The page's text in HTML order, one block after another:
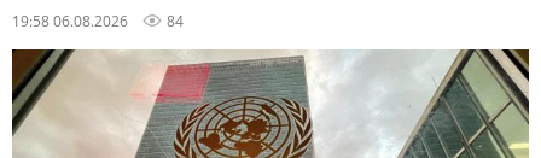
19:58 06.08.2026 84